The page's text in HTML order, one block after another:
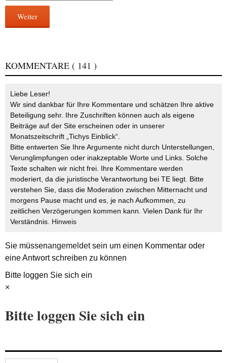
Weiter
KOMMENTARE ( 141 )
Liebe Leser!
Wir sind dankbar für Ihre Kommentare und schätzen Ihre aktive
Beteiligung sehr. Ihre Zuschriften können auch als eigene
Beiträge auf der Site erscheinen oder in unserer
Monatszeitschrift „Tichys Einblick“.
Bitte entwerten Sie Ihre Argumente nicht durch Unterstellungen,
Verunglimpfungen oder inakzeptable Worte und Links. Solche
Texte schalten wir nicht frei. Ihre Kommentare werden
moderiert, da die juristische Verantwortung bei TE liegt. Bitte
verstehen Sie, dass die Moderation zwischen Mitternacht und
morgens Pause macht und es, je nach Aufkommen, zu
zeitlichen Verzögerungen kommen kann. Vielen Dank für Ihr
Verständnis. Hinweis
Sie müssenangemeldetsein um einen Kommentar oder
eine Antwort schreiben zu können
Bitte loggen Sie sich ein
×
Bitte loggen Sie sich ein